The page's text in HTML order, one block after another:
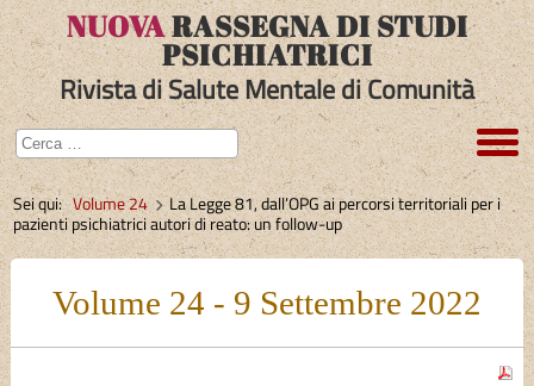
NUOVARASSEGNA DI STUDI
PSICHIATRICI
Rivista di Salute Mentale di Comunità
Sei qui:Volume 24
La Legge 81, dall’OPG ai percorsi territoriali per i
pazienti psichiatrici autori di reato: un follow-up
Volume 24 - 9 Settembre 2022